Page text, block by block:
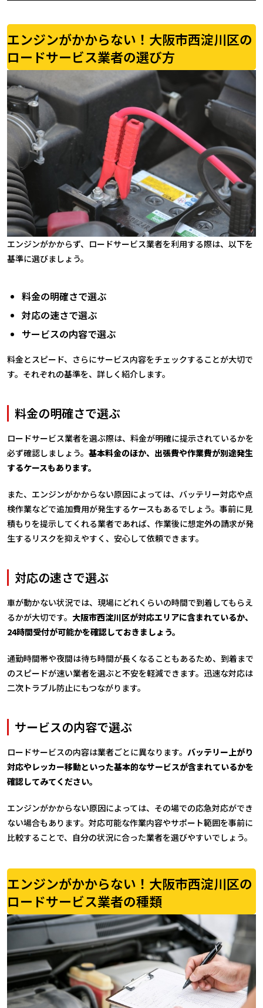
エンジンがかからない！大阪市西淀川区の
ロードサービス業者の選び方
エンジンがかからず、ロードサービス業者を利用する際は、以下を
基準に選びましょう。
料金の明確さで選ぶ
対応の速さで選ぶ
サービスの内容で選ぶ
料金とスピード、さらにサービス内容をチェックすることが大切で
す。それぞれの基準を、詳しく紹介します。
料金の明確さで選ぶ
ロードサービス業者を選ぶ際は、料金が明確に提示されているかを
必ず確認しましょう。 基本料金のほか、出張費や作業費が別途発生
するケースもあります。
また、エンジンがかからない原因によっては、バッテリー対応や点
検作業などで追加費用が発生するケースもあるでしょう。事前に見
積もりを提示してくれる業者であれば、作業後に想定外の請求が発
生するリスクを抑えやすく、安心して依頼できます。
対応の速さで選ぶ
車が動かない状況では、現場にどれくらいの時間で到着してもらえ
るかが大切です。 大阪市西淀川区が対応エリアに含まれているか、
24時間受付が可能かを確認しておきましょう。
通勤時間帯や夜間は待ち時間が長くなることもあるため、到着まで
のスピードが速い業者を選ぶと不安を軽減できます。迅速な対応は
二次トラブル防止にもつながります。
サービスの内容で選ぶ
ロードサービスの内容は業者ごとに異なります。 バッテリー上がり
対応やレッカー移動といった基本的なサービスが含まれているかを
確認してみてください。
エンジンがかからない原因によっては、その場での応急対応ができ
ない場合もあります。対応可能な作業内容やサポート範囲を事前に
比較することで、自分の状況に合った業者を選びやすいでしょう。
エンジンがかからない！大阪市西淀川区の
ロードサービス業者の種類